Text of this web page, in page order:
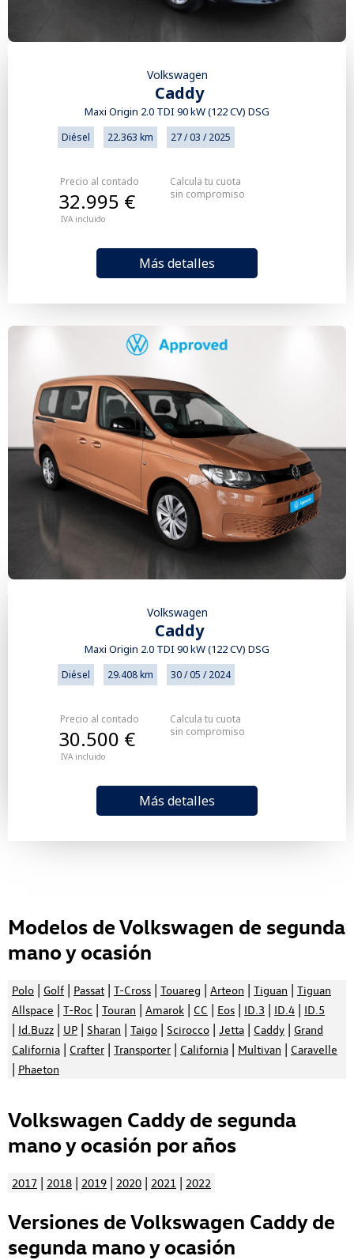
Volkswagen
Caddy
Maxi Origin 2.0 TDI 90 kW (122 CV) DSG
Diésel 22.363 km 27 / 03 / 2025
Precio al contado
IVA incluido
32.995 €
Más detalles
Calcula tu cuota
sin compromiso
Volkswagen
Caddy
Maxi Origin 2.0 TDI 90 kW (122 CV) DSG
Diésel 29.408 km 30 / 05 / 2024
Precio al contado
IVA incluido
30.500 €
Más detalles
Calcula tu cuota
sin compromiso
Modelos de Volkswagen de segunda
mano y ocasión
Polo | Golf | Passat | T-Cross | Touareg | Arteon | Tiguan | Tiguan
Allspace | T-Roc | Touran | Amarok | CC | Eos | ID.3 | ID.4 | ID.5
| Id.Buzz | UP | Sharan | Taigo | Scirocco | Jetta | Caddy | Grand
California | Crafter | Transporter | California | Multivan | Caravelle
| Phaeton
Volkswagen Caddy de segunda
mano y ocasión por años
2017 | 2018 | 2019 | 2020 | 2021 | 2022
Versiones de Volkswagen Caddy de
segunda mano y ocasión